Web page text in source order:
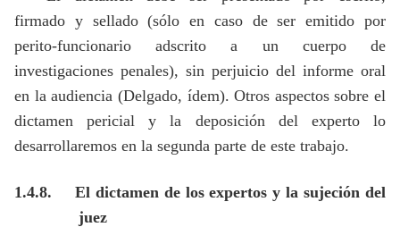
firmado y sellado (sólo en caso de ser emitido por
perito-funcionario adscrito a un cuerpo de
investigaciones penales), sin perjuicio del informe oral
en la audiencia (Delgado, ídem). Otros aspectos sobre el
dictamen pericial y la deposición del experto lo
desarrollaremos en la segunda parte de este trabajo.
1.4.8.
El dictamen de los expertos y la sujeción del
juez